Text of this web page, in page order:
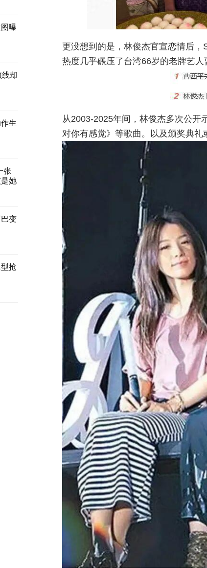
曝
却
生
张
她
变
抢
更没想到的是，林俊杰官宣恋情后，
热度几乎碾压了台湾66岁的老牌艺人
从2003-2025年间，林俊杰多次公开
对你有感觉》等歌曲。以及颁奖典礼